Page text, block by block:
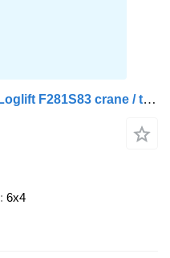
DAF D.A.F. XF 105.510 6x4 + Loglift F281S83 crane / timber truck + d
6x4